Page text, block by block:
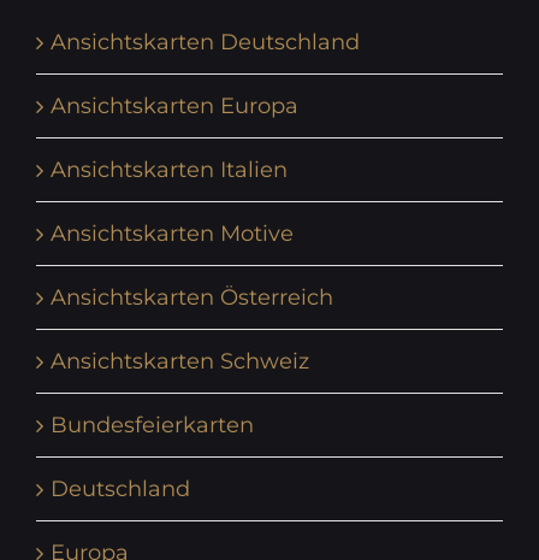
Ansichtskarten Deutschland
Ansichtskarten Europa
Ansichtskarten Italien
Ansichtskarten Motive
Ansichtskarten Österreich
Ansichtskarten Schweiz
Bundesfeierkarten
Deutschland
Europa